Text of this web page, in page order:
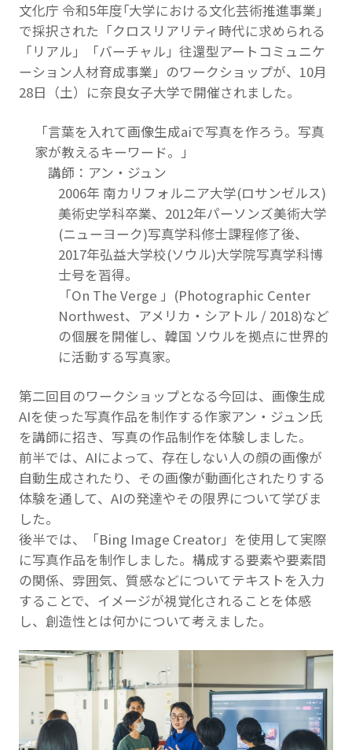
文化庁 令和5年度｢大学における文化芸術推進事業｣
で採択された「クロスリアリティ時代に求められる
「リアル」「バーチャル」往還型アートコミュニケ
ーション人材育成事業」のワークショップが、10月
28日（土）に奈良女子大学で開催されました。
「言葉を入れて画像生成aiで写真を作ろう。写真
家が教えるキーワード。」
講師：アン・ジュン
2006年 南カリフォルニア大学(ロサンゼルス)
美術史学科卒業、2012年パーソンズ美術大学
(ニューヨーク)写真学科修士課程修了後、
2017年弘益大学校(ソウル)大学院写真学科博
士号を習得。
「On The Verge 」(Photographic Center
Northwest、アメリカ・シアトル / 2018)など
の個展を開催し、韓国 ソウルを拠点に世界的
に活動する写真家。
第二回目のワークショップとなる今回は、画像生成
AIを使った写真作品を制作する作家アン・ジュン氏
を講師に招き、写真の作品制作を体験しました。
前半では、AIによって、存在しない人の顔の画像が
自動生成されたり、その画像が動画化されたりする
体験を通して、AIの発達やその限界について学びま
した。
後半では、「Bing Image Creator」を使用して実際
に写真作品を制作しました。構成する要素や要素間
の関係、雰囲気、質感などについてテキストを入力
することで、イメージが視覚化されることを体感
し、創造性とは何かについて考えました。